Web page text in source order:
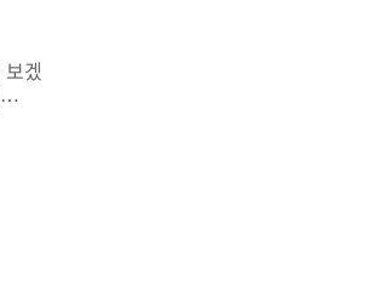
겠